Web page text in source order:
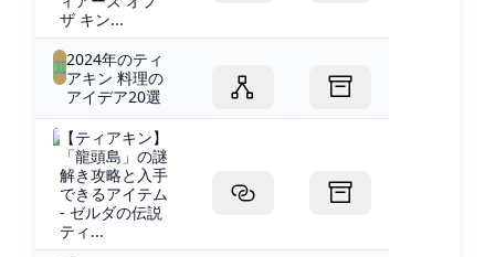
ザ キン...
2024年のティ
アキン 料理の
アイデア20選
【ティアキン】
「龍頭島」の謎
解き攻略と入手
できるアイテム
- ゼルダの伝説
ティ...